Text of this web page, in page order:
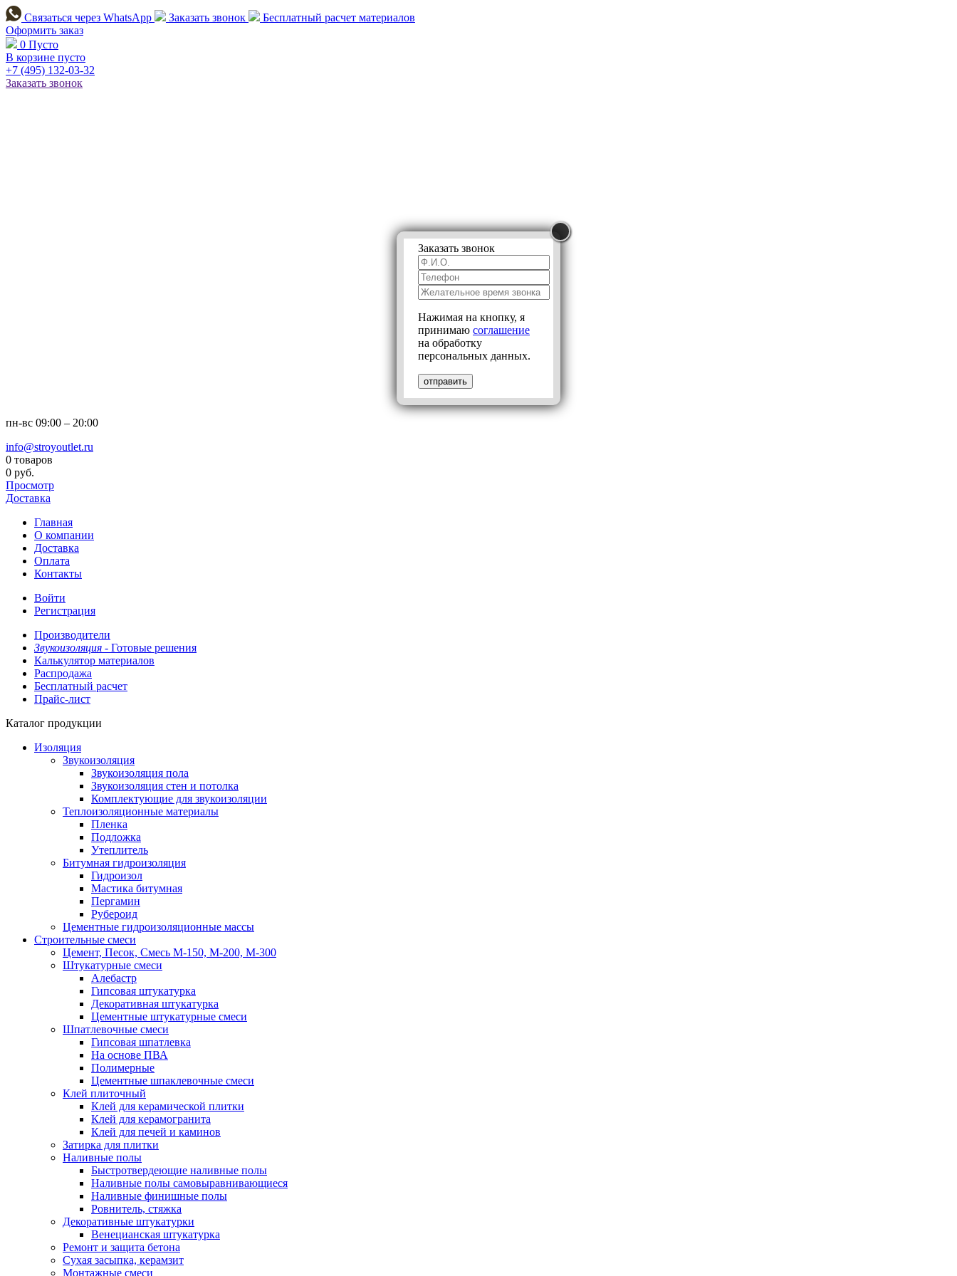
Связаться через WhatsApp Заказать звонок Бесплатный расчет материалов
Оформить заказ
0 Пусто
В корзине пусто
+7 (495) 132-03-32
Заказать звонок
Заказать звонок
Нажимая на кнопку, я
принимаю соглашение
на обработку
персональных данных.
отправить
пн-вс 09:00 – 20:00
info@stroyoutlet.ru
0 товаров
0 руб.
Просмотр
Доставка
Главная
О компании
Доставка
Оплата
Контакты
Войти
Регистрация
Производители
Звукоизоляция - Готовые решения
Калькулятор материалов
Распродажа
Бесплатный расчет
Прайс-лист
Каталог продукции
Изоляция
Звукоизоляция
Звукоизоляция пола
Звукоизоляция стен и потолка
Комплектующие для звукоизоляции
Теплоизоляционные материалы
Пленка
Подложка
Утеплитель
Битумная гидроизоляция
Гидроизол
Мастика битумная
Пергамин
Рубероид
Цементные гидроизоляционные массы
Строительные смеси
Цемент, Песок, Смесь М-150, М-200, М-300
Штукатурные смеси
Алебастр
Гипсовая штукатурка
Декоративная штукатурка
Цементные штукатурные смеси
Шпатлевочные смеси
Гипсовая шпатлевка
На основе ПВА
Полимерные
Цементные шпаклевочные смеси
Клей плиточный
Клей для керамической плитки
Клей для керамогранита
Клей для печей и каминов
Затирка для плитки
Наливные полы
Быстротвердеющие наливные полы
Наливные полы самовыравнивающиеся
Наливные финишные полы
Ровнитель, стяжка
Декоративные штукатурки
Венецианская штукатурка
Ремонт и защита бетона
Сухая засыпка, керамзит
Монтажные смеси